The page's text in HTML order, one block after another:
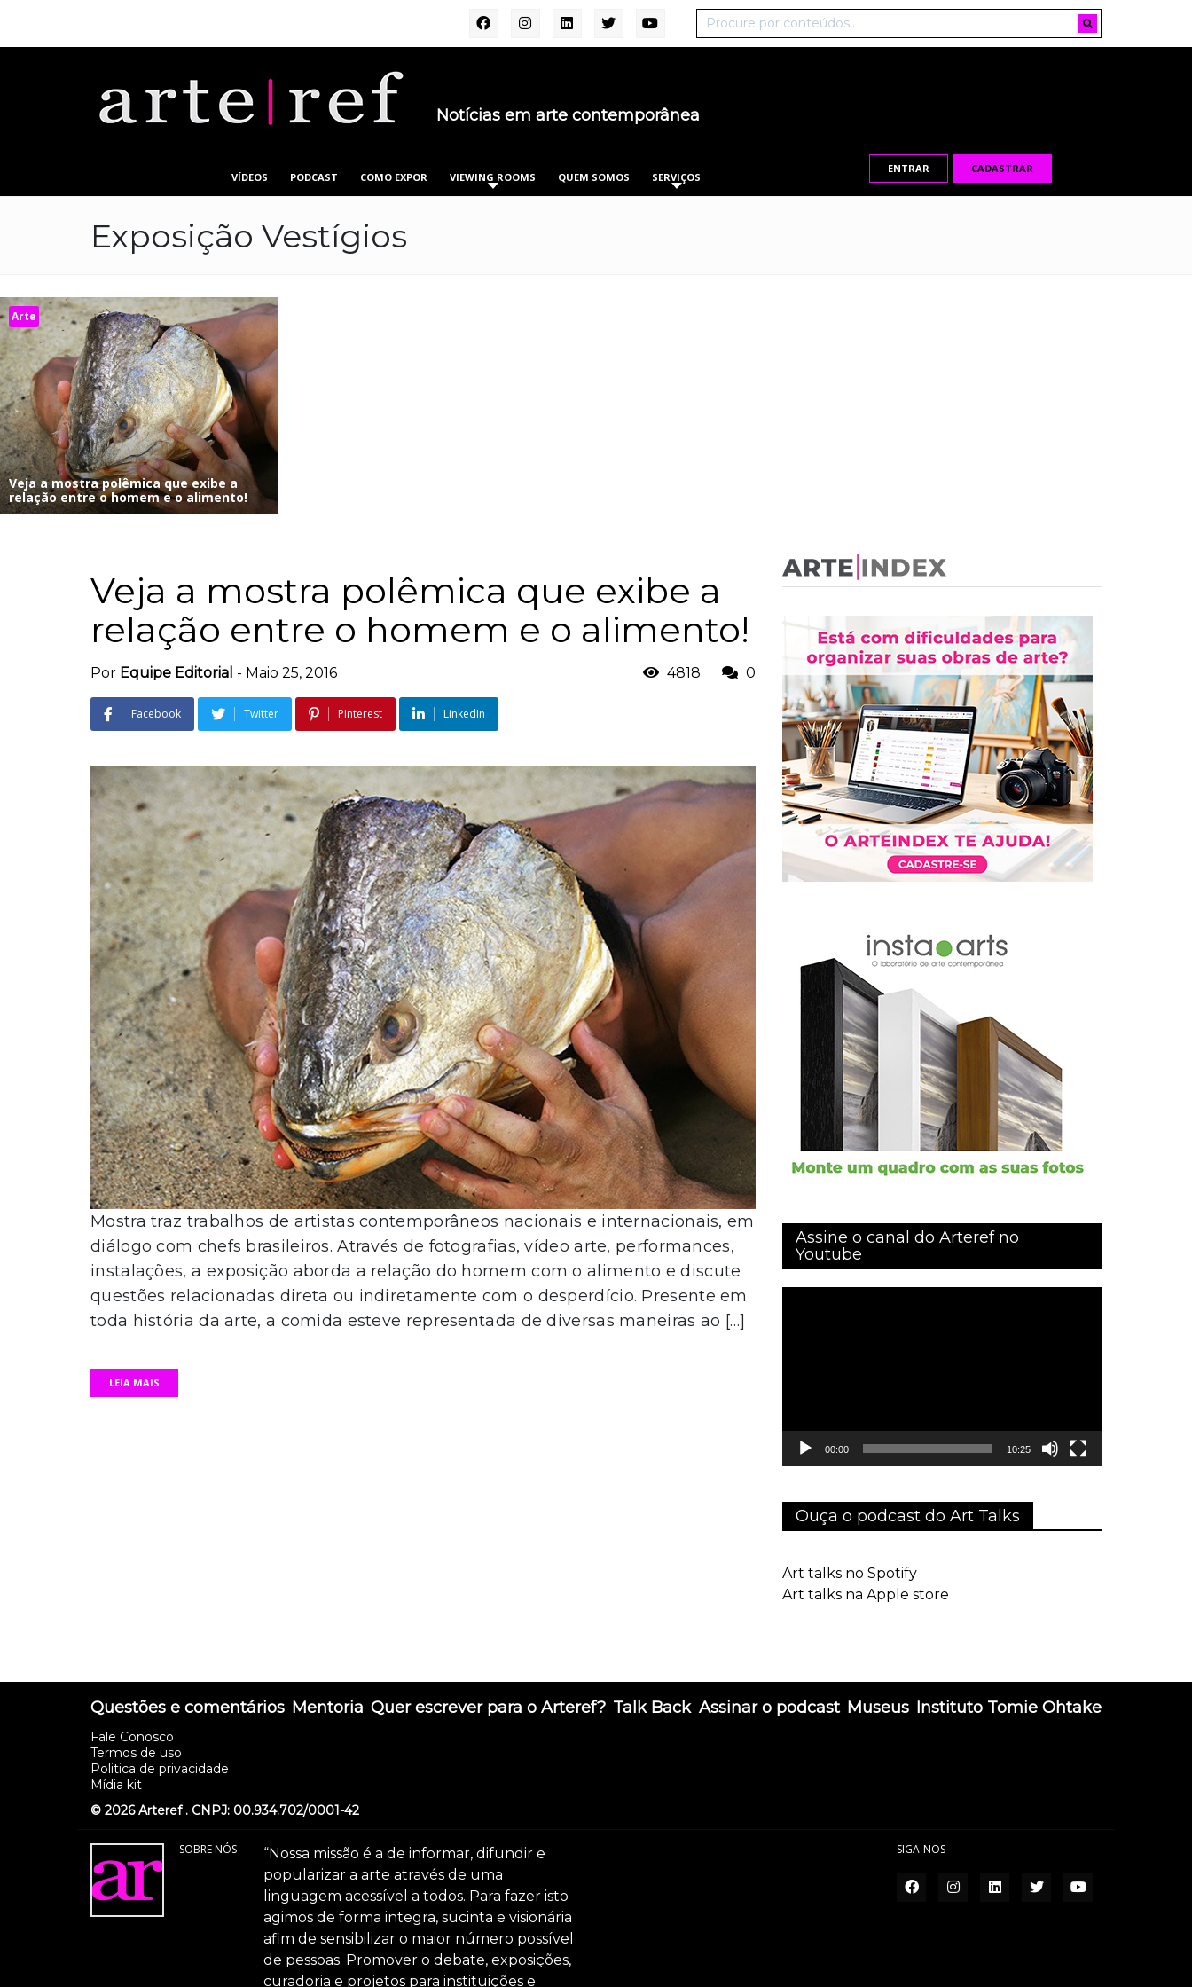
Notícias em arte contemporânea
VÍDEOS PODCAST COMO EXPOR VIEWING ROOMS QUEM SOMOS SERVIÇOS
ENTRAR CADASTRAR
Exposição Vestígios
Arte
Veja a mostra polêmica que exibe a
relação entre o homem e o alimento!
Veja a mostra polêmica que exibe a
relação entre o homem e o alimento!
Por Equipe Editorial - Maio 25, 2016 4818 0
Facebook Twitter Pinterest LinkedIn
Mostra traz trabalhos de artistas contemporâneos nacionais e internacionais, em
diálogo com chefs brasileiros. Através de fotografias, vídeo arte, performances,
instalações, a exposição aborda a relação do homem com o alimento e discute
questões relacionadas direta ou indiretamente com o desperdício. Presente em
toda história da arte, a comida esteve representada de diversas maneiras ao […]
LEIA MAIS
Assine o canal do Arteref no
Youtube
00:00 10:25
Ouça o podcast do Art Talks
Art talks no Spotify
Art talks na Apple store
Questões e comentários
Fale Conosco
Termos de uso
Politica de privacidade
Mídia kit
Mentoria Quer escrever para o Arteref? Talk Back Assinar o podcast Museus Instituto Tomie Ohtake
© 2026 Arteref . CNPJ: 00.934.702/0001-42
SOBRE NÓS
“Nossa missão é a de informar, difundir e
popularizar a arte através de uma
linguagem acessível a todos. Para fazer isto
agimos de forma integra, sucinta e visionária
afim de sensibilizar o maior número possível
de pessoas. Promover o debate, exposições,
curadoria e projetos para instituições e
SIGA-NOS